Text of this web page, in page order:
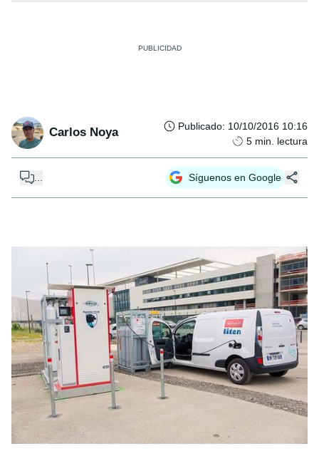
Carlos Noya Publicado: 10/10/2016 10:16
5 min. lectura
Síguenos en Google